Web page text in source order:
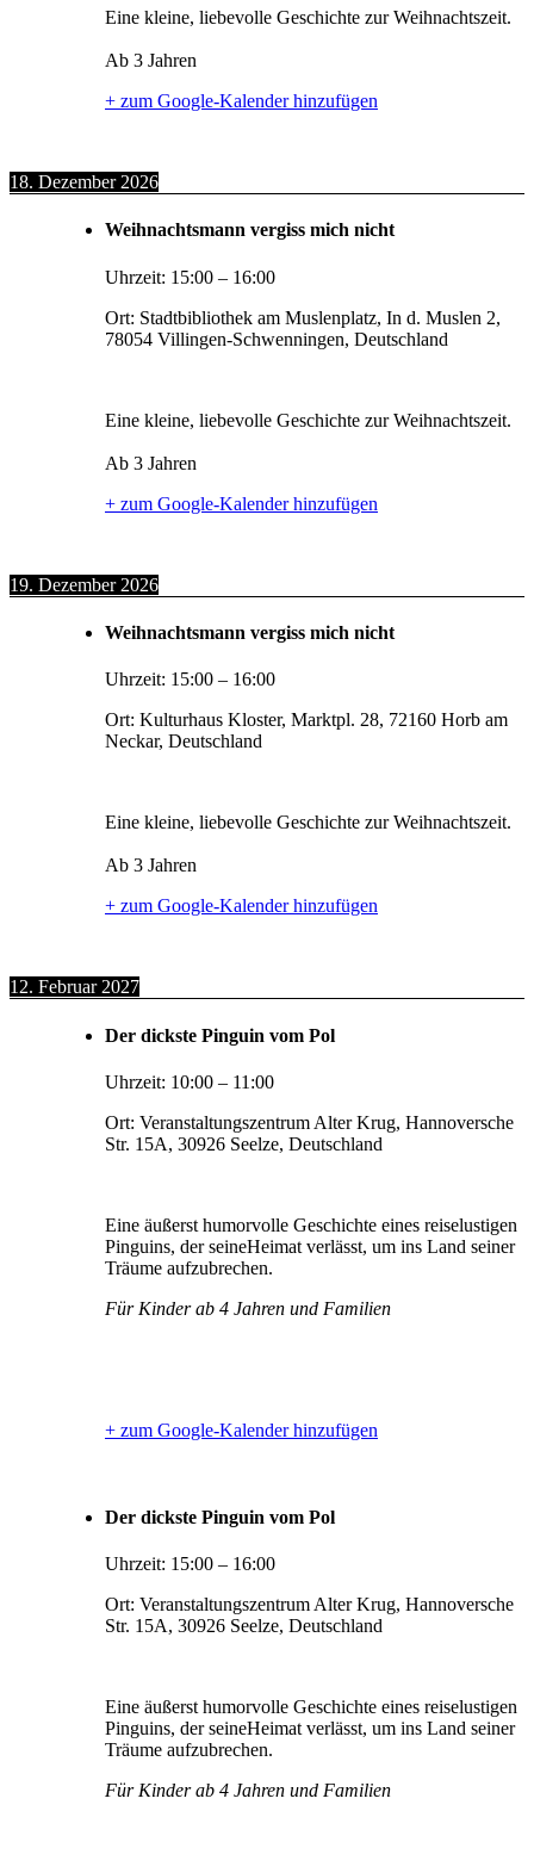
Eine kleine, liebevolle Geschichte zur Weihnachtszeit.
Ab 3 Jahren
+ zum Google-Kalender hinzufügen
18. Dezember 2026
Weihnachtsmann vergiss mich nicht
Uhrzeit: 15:00 – 16:00
Ort: Stadtbibliothek am Muslenplatz, In d. Muslen 2,
78054 Villingen-Schwenningen, Deutschland
Eine kleine, liebevolle Geschichte zur Weihnachtszeit.
Ab 3 Jahren
+ zum Google-Kalender hinzufügen
19. Dezember 2026
Weihnachtsmann vergiss mich nicht
Uhrzeit: 15:00 – 16:00
Ort: Kulturhaus Kloster, Marktpl. 28, 72160 Horb am
Neckar, Deutschland
Eine kleine, liebevolle Geschichte zur Weihnachtszeit.
Ab 3 Jahren
+ zum Google-Kalender hinzufügen
12. Februar 2027
Der dickste Pinguin vom Pol
Uhrzeit: 10:00 – 11:00
Ort: Veranstaltungszentrum Alter Krug, Hannoversche
Str. 15A, 30926 Seelze, Deutschland
Eine äußerst humorvolle Geschichte eines reiselustigen
Pinguins, der seineHeimat verlässt, um ins Land seiner
Träume aufzubrechen.
Für Kinder ab 4 Jahren und Familien
+ zum Google-Kalender hinzufügen
Der dickste Pinguin vom Pol
Uhrzeit: 15:00 – 16:00
Ort: Veranstaltungszentrum Alter Krug, Hannoversche
Str. 15A, 30926 Seelze, Deutschland
Eine äußerst humorvolle Geschichte eines reiselustigen
Pinguins, der seineHeimat verlässt, um ins Land seiner
Träume aufzubrechen.
Für Kinder ab 4 Jahren und Familien